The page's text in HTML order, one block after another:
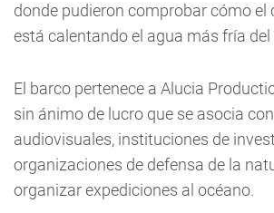
donde pudieron comprobar cómo
está calentando el agua más fría del
El barco pertenece a Alucia
sin ánimo de lucro que se asocia
audiovisuales, instituciones de
organizaciones de defensa de la
organizar expediciones al océano.